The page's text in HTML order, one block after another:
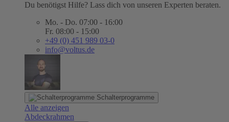
Du benötigst Hilfe? Lass dich von unseren Experten beraten.
Mo. - Do. 07:00 - 16:00
Fr. 08:00 - 15:00
+49 (0) 451 989 03-0
info@voltus.de
Schalterprogramme
Alle anzeigen
Abdeckrahmen